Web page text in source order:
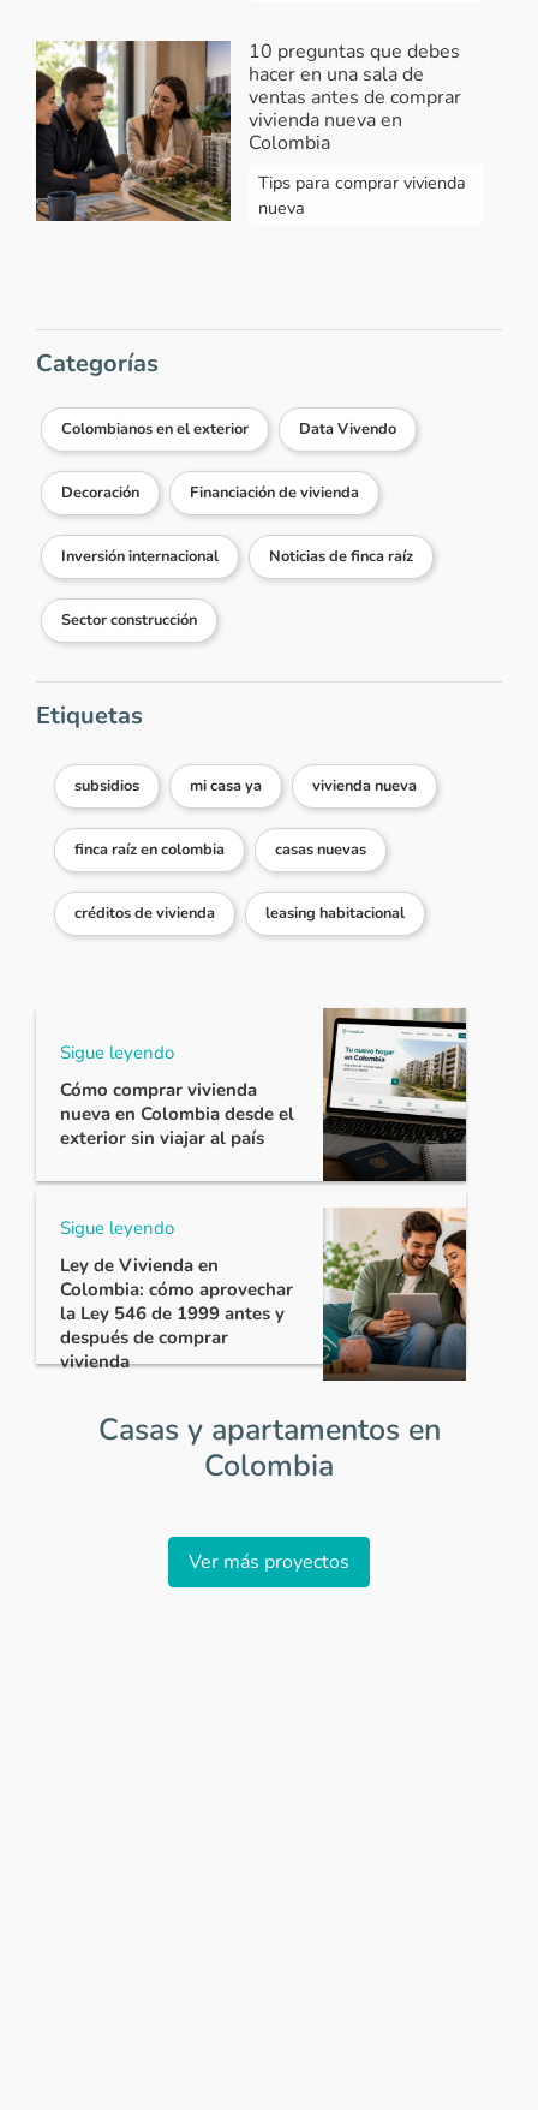
10 preguntas que debes
hacer en una sala de
ventas antes de comprar
vivienda nueva en
Colombia
Tips para comprar vivienda
nueva
Categorías
Colombianos en el exterior Data Vivendo
Decoración Financiación de vivienda
Inversión internacional Noticias de finca raíz
Sector construcción
Etiquetas
subsidios mi casa ya vivienda nueva
finca raíz en colombia casas nuevas
créditos de vivienda leasing habitacional
Sigue leyendo
Cómo comprar vivienda
nueva en Colombia desde el
exterior sin viajar al país
Sigue leyendo
Ley de Vivienda en
Colombia: cómo aprovechar
la Ley 546 de 1999 antes y
después de comprar
vivienda
Casas y apartamentos en
Colombia
Ver más proyectos